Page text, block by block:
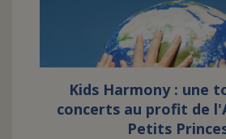
Kids Harmony : une
concerts au profit de
Petits